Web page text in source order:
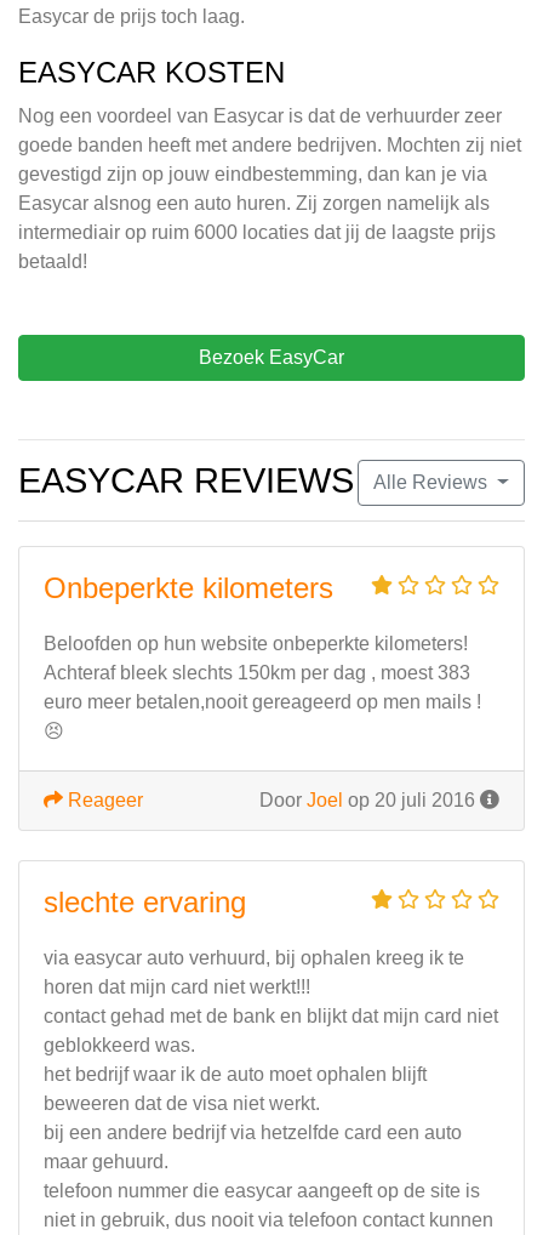
Easycar de prijs toch laag.
EASYCAR KOSTEN
Nog een voordeel van Easycar is dat de verhuurder zeer
goede banden heeft met andere bedrijven. Mochten zij niet
gevestigd zijn op jouw eindbestemming, dan kan je via
Easycar alsnog een auto huren. Zij zorgen namelijk als
intermediair op ruim 6000 locaties dat jij de laagste prijs
betaald!
Bezoek EasyCar
Alle Reviews
EASYCAR REVIEWS
Onbeperkte kilometers
Beloofden op hun website onbeperkte kilometers!
Achteraf bleek slechts 150km per dag , moest 383
euro meer betalen,nooit gereageerd op men mails !
😣
Door Joel op 20 juli 2016
Reageer
slechte ervaring
via easycar auto verhuurd, bij ophalen kreeg ik te
horen dat mijn card niet werkt!!!
contact gehad met de bank en blijkt dat mijn card niet
geblokkeerd was.
het bedrijf waar ik de auto moet ophalen blijft
beweeren dat de visa niet werkt.
bij een andere bedrijf via hetzelfde card een auto
maar gehuurd.
telefoon nummer die easycar aangeeft op de site is
niet in gebruik, dus nooit via telefoon contact kunnen